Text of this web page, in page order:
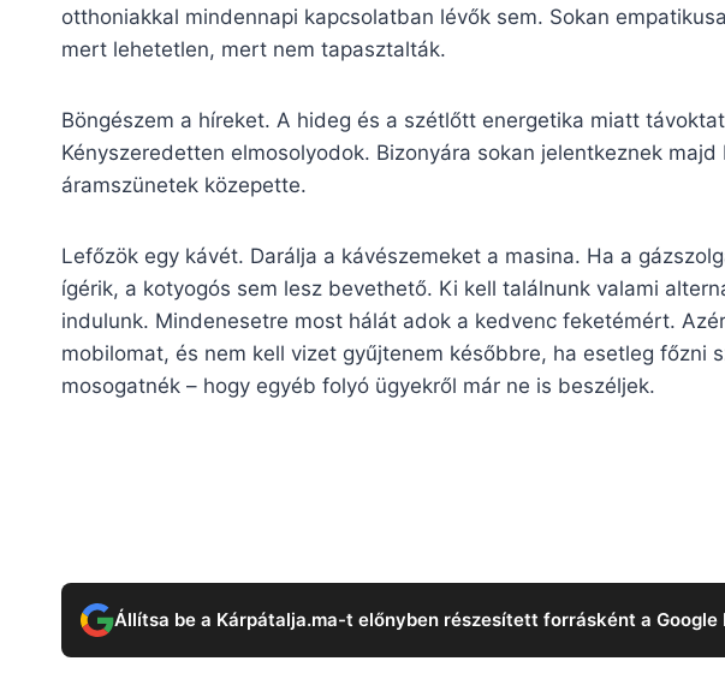
otthoniakkal mindennapi kapcsolatban lévők sem. Sokan
mert lehetetlen, mert nem tapasztalták.
Böngészem a híreket. A hideg és a szétlőtt energetika miatt
Kényszeredetten elmosolyodok. Bizonyára sokan jelentkeznek majd
áramszünetek közepette.
Lefőzök egy kávét. Darálja a kávészemeket a masina. Ha a
ígérik, a kotyogós sem lesz bevethető. Ki kell találnunk valami
indulunk. Mindenesetre most hálát adok a kedvenc feketémért.
mobilomat, és nem kell vizet gyűjtenem későbbre, ha esetleg főzni
mosogatnék – hogy egyéb folyó ügyekről már ne is beszéljek.
Állítsa be a Kárpátalja.ma-t előnyben részesített forrásként a Google